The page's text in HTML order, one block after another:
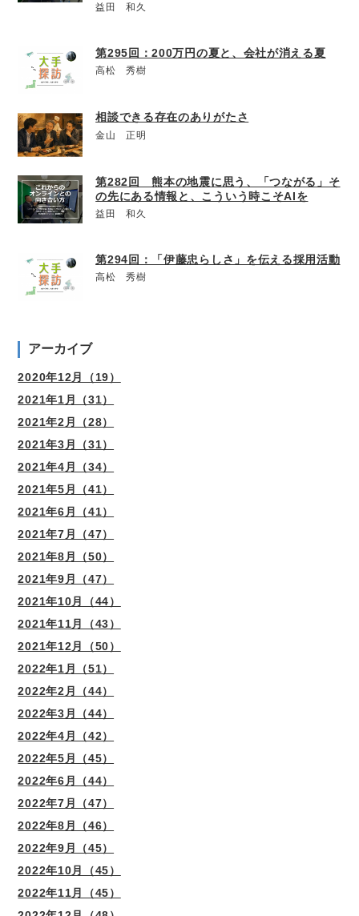
益田 和久
第295回：200万円の夏と、会社が消える夏
高松 秀樹
相談できる存在のありがたさ
金山 正明
第282回 熊本の地震に思う、「つながる」そ
の先にある情報と、こういう時こそAIを
益田 和久
第294回：「伊藤忠らしさ」を伝える採用活動
高松 秀樹
アーカイブ
2020年12月（19）
2021年1月（31）
2021年2月（28）
2021年3月（31）
2021年4月（34）
2021年5月（41）
2021年6月（41）
2021年7月（47）
2021年8月（50）
2021年9月（47）
2021年10月（44）
2021年11月（43）
2021年12月（50）
2022年1月（51）
2022年2月（44）
2022年3月（44）
2022年4月（42）
2022年5月（45）
2022年6月（44）
2022年7月（47）
2022年8月（46）
2022年9月（45）
2022年10月（45）
2022年11月（45）